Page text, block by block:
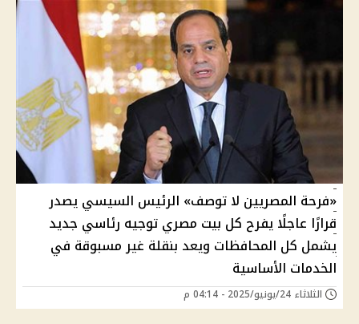
«فرحة المصريين لا توصف» الرئيس السيسي يصدر
قرارًا عاجلًا يفرح كل بيت مصري توجيه رئاسي جديد
يشمل كل المحافظات ويعد بنقلة غير مسبوقة في
الخدمات الأساسية
الثلاثاء 24/يونيو/2025 - 04:14 م